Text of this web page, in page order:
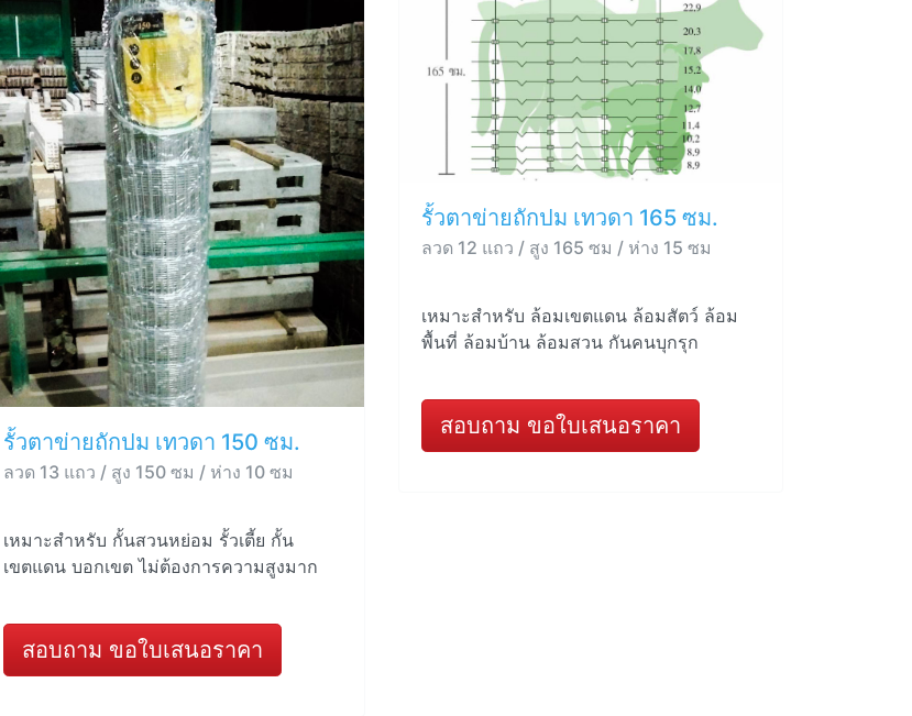
รั้วตาข่ายถักปม เทวดา 150 ซม.
ลวด 13 แถว / สูง 150 ซม / ห่าง 10 ซม
เหมาะสำหรับ กั้นสวนหย่อม รั้วเตี้ย กั้น
เขตแดน บอกเขต ไม่ต้องการความสูงมาก
สอบถาม ขอใบเสนอราคา
รั้วตาข่ายถักปม เทวดา 165 ซม.
ลวด 12 แถว / สูง 165 ซม / ห่าง 15 ซม
เหมาะสำหรับ ล้อมเขตแดน ล้อมสัตว์ ล้อม
พื้นที่ ล้อมบ้าน ล้อมสวน กันคนบุกรุก
สอบถาม ขอใบเสนอราคา